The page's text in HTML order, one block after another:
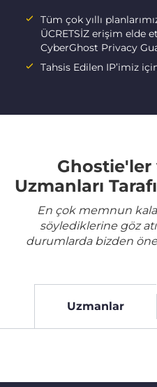
Tüm çok yıllı
ÜCRETSİZ erişim elde
CyberGhost Privacy
Tahsis Edilen IP’imiz
Ghostie'ler
Uzmanları
En çok memnun
söylediklerine göz
durumlarda bizden
Uzmanlar